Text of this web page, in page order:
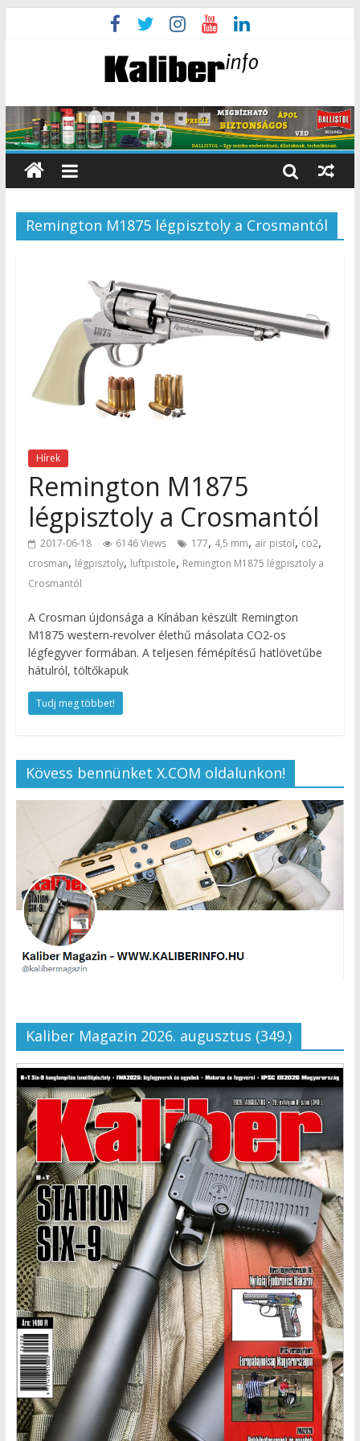
Remington M1875 légpisztoly a Crosmantól
Hírek
Remington M1875
légpisztoly a Crosmantól
2017-06-18 6146 Views 177, 4,5 mm, air pistol, co2,
crosman, légpisztoly, luftpistole, Remington M1875 légpisztoly a
Crosmantól
A Crosman újdonsága a Kínában készült Remington
M1875 western-revolver élethű másolata CO2-os
légfegyver formában. A teljesen fémépítésű hatlövetűbe
hátulról, töltőkapuk
Tudj meg többet!
Kövess bennünket X.COM oldalunkon!
Kaliber Magazin 2026. augusztus (349.)